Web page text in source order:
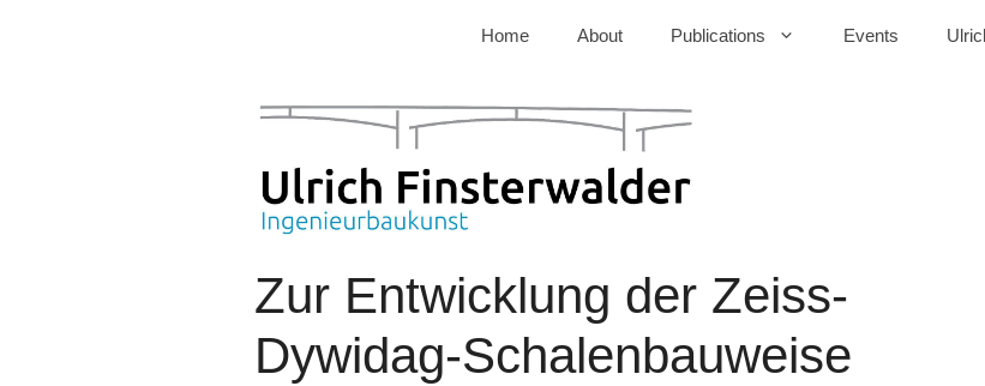
Home About Publications Events
Zur Entwicklung der Zeiss-
Dywidag-Schalenbauweise